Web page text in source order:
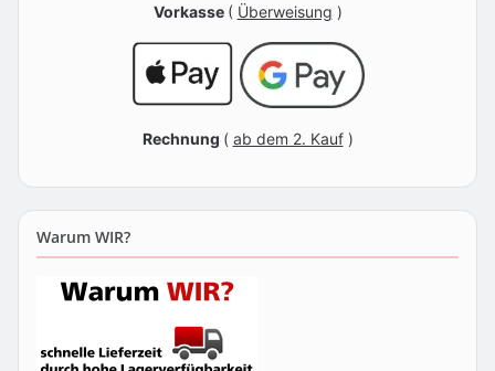
Vorkasse ( Überweisung )
Rechnung ( ab dem 2. Kauf)
Warum WIR?